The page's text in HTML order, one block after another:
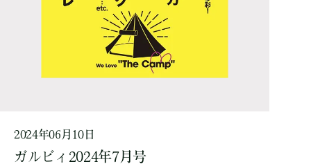
2024年06月10日
ガルビィ2024年7月号